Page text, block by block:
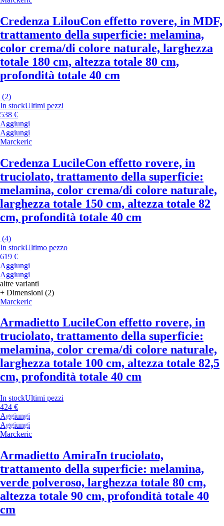
Credenza LilouCon effetto rovere, in MDF,
trattamento della superficie: melamina,
color crema/di colore naturale, larghezza
totale 180 cm, altezza totale 80 cm,
profondità totale 40 cm
(2)
In stockUltimi pezzi
538 €
Aggiungi
Aggiungi
Marckeric
Credenza LucileCon effetto rovere, in
truciolato, trattamento della superficie:
melamina, color crema/di colore naturale,
larghezza totale 150 cm, altezza totale 82
cm, profondità totale 40 cm
(4)
In stockUltimo pezzo
619 €
Aggiungi
Aggiungi
altre varianti
+ Dimensioni (2)
Marckeric
Armadietto LucileCon effetto rovere, in
truciolato, trattamento della superficie:
melamina, color crema/di colore naturale,
larghezza totale 100 cm, altezza totale 82,5
cm, profondità totale 40 cm
In stockUltimi pezzi
424 €
Aggiungi
Aggiungi
Marckeric
Armadietto AmiraIn truciolato,
trattamento della superficie: melamina,
verde polveroso, larghezza totale 80 cm,
altezza totale 90 cm, profondità totale 40
cm